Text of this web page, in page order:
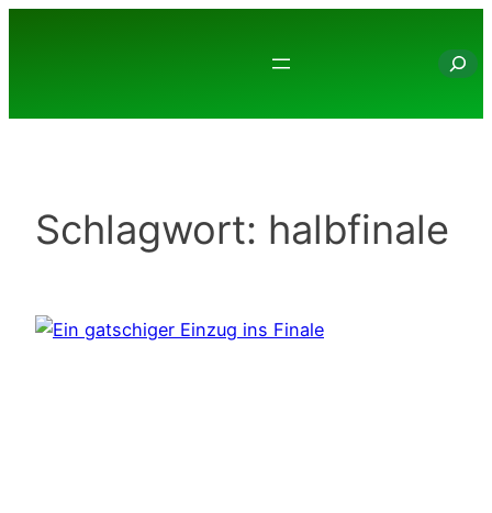
Schlagwort: halbfinale